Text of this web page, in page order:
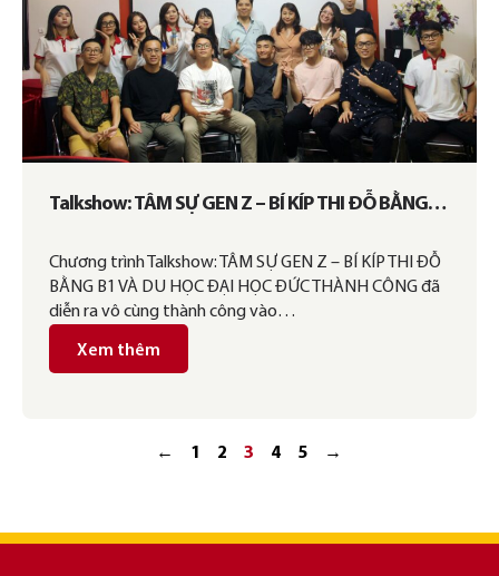
Talkshow: TÂM SỰ GEN Z – BÍ KÍP THI ĐỖ BẰNG
Chương trình Talkshow: TÂM SỰ GEN Z – BÍ KÍP THI ĐỖ
BẰNG B1 VÀ DU HỌC ĐẠI HỌC ĐỨC THÀNH CÔNG đã
diễn ra vô cùng thành công vào…
Xem thêm
← 1 2 3 4 5 →